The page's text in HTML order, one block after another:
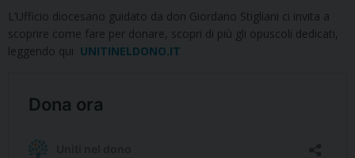
L’Ufficio diocesano guidato da don Giordano Stigliani ci invita a
scoprire come fare per donare, scopri di più gli opuscoli dedicati,
leggendo qui UNITINELDONO.IT